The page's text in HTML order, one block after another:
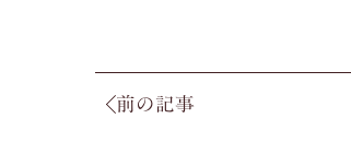
前の記事